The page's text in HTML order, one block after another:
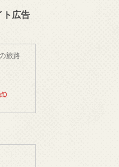
ト広告
旅路
)